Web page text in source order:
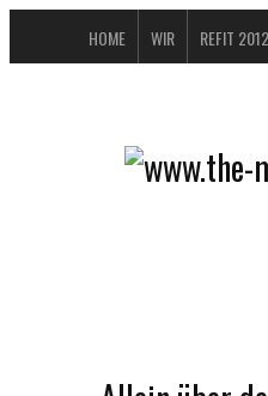
HOME WIR REFIT
DATENSCHUTZERKLÄRUNG